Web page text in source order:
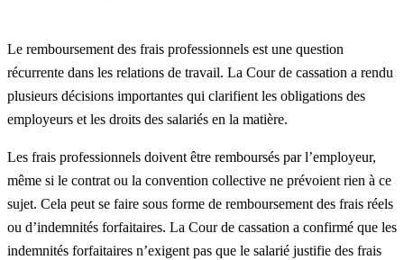
Le remboursement des frais professionnels est une question
récurrente dans les relations de travail. La Cour de cassation a rendu
plusieurs décisions importantes qui clarifient les obligations des
employeurs et les droits des salariés en la matière.
Les frais professionnels doivent être remboursés par l’employeur,
même si le contrat ou la convention collective ne prévoient rien à ce
sujet. Cela peut se faire sous forme de remboursement des frais réels
ou d’indemnités forfaitaires. La Cour de cassation a confirmé que les
indemnités forfaitaires n’exigent pas que le salarié justifie des frais